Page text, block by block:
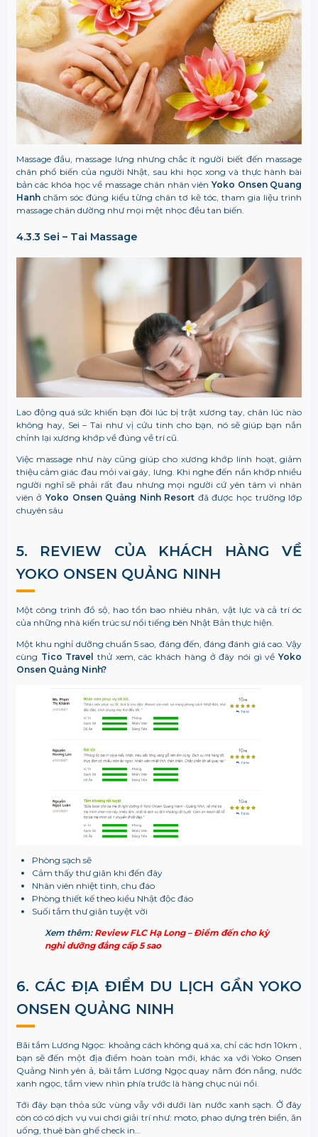
Massage đầu, massage lưng nhưng chắc ít người biết đến massage
chân phổ biến của người Nhật, sau khi học xong và thực hành bài
bản các khóa học về massage chân nhân viên Yoko Onsen Quang
Hanh chăm sóc đúng kiểu từng chân tơ kẽ tóc, tham gia liệu trình
massage chân dường như mọi mệt nhọc đều tan biến.
4.3.3 Sei – Tai Massage
Lao động quá sức khiến bạn đôi lúc bị trật xương tay, chân lúc nào
không hay, Sei – Tai như vị cứu tinh cho bạn, nó sẽ giúp bạn nắn
chỉnh lại xương khớp về đúng về trí cũ.
Việc massage như này cũng giúp cho xương khớp linh hoạt, giảm
thiệu cảm giác đau mỏi vai gáy, lưng. Khi nghe đến nắn khớp nhiều
người nghĩ sẽ phải rất đau nhưng mọi người cứ yên tâm vì nhân
viên ở Yoko Onsen Quảng Ninh Resort đã được học trường lớp
chuyên sâu
5. REVIEW CỦA KHÁCH HÀNG VỀ
YOKO ONSEN QUẢNG NINH
Một công trình đồ sộ, hao tổn bao nhiêu nhân, vật lực và cả trí óc
của những nhà kiến trúc sư nổi tiếng bên Nhật Bản thực hiện.
Một khu nghỉ dưỡng chuẩn 5 sao, đáng đến, đáng đánh giá cao. Vậy
cùng Tico Travel thử xem, các khách hàng ở đây nói gì vềYoko
Onsen Quảng Ninh?
Phòng sạch sẽ
Cảm thấy thư giãn khi đến đây
Nhân viên nhiệt tình, chu đáo
Phòng thiết kế theo kiểu Nhật độc đáo
Suối tắm thư giãn tuyệt vời
Xem thêm: Review FLC Hạ Long – Điểm đến cho kỳ
nghỉ dưỡng đẳng cấp 5 sao
6. CÁC ĐỊA ĐIỂM DU LỊCH GẦN YOKO
ONSEN QUẢNG NINH
Bãi tắm Lương Ngọc: khoảng cách không quá xa, chỉ các hơn 10km ,
bạn sẽ đến một địa điểm hoàn toàn mới, khác xa vớiYoko Onsen
Quảng Ninh yên ả, bãi tắm Lương Ngọc quay năm đón nắng, nước
xanh ngọc, tầm view nhìn phía trước là hàng chục núi nổi.
Tới đây bạn thỏa sức vùng vẫy với dưới làn nước xanh sạch. Ở đây
còn có có dịch vụ vui chơi giải trí như: moto, phao dựng trên biển, ăn
uống, thuê bàn ghế check in…